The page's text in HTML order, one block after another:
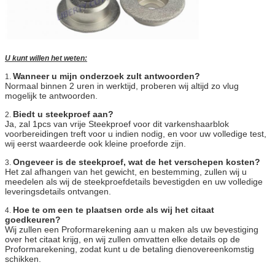
U kunt willen het weten:
1. Wanneer u mijn onderzoek zult antwoorden?
Normaal binnen 2 uren in werktijd, proberen wij altijd zo vlug
mogelijk te antwoorden.
2. Biedt u steekproef aan?
Ja, zal 1pcs van vrije Steekproef voor dit varkenshaarblok
voorbereidingen treft voor u indien nodig, en voor uw volledige test,
wij eerst waardeerde ook kleine proeforde zijn.
3. Ongeveer is de steekproef, wat de het verschepen kosten?
Het zal afhangen van het gewicht, en bestemming, zullen wij u
meedelen als wij de steekproefdetails bevestigden en uw volledige
leveringsdetails ontvangen.
4. Hoe te om een te plaatsen orde als wij het citaat
goedkeuren?
Wij zullen een Proformarekening aan u maken als uw bevestiging
over het citaat krijg, en wij zullen omvatten elke details op de
Proformarekening, zodat kunt u de betaling dienovereenkomstig
schikken.